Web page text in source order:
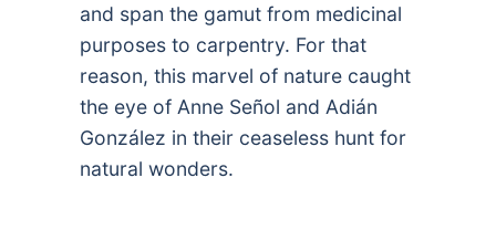
and span the gamut from medicinal
purposes to carpentry. For that
reason, this marvel of nature caught
the eye of Anne Señol and Adián
González in their ceaseless hunt for
natural wonders.